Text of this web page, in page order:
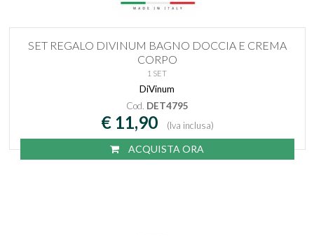
SET REGALO DIVINUM BAGNO DOCCIA E CREMA
CORPO
1 SET
DiVinum
Cod. DET4795
€ 11,90 (Iva inclusa)
ACQUISTA ORA